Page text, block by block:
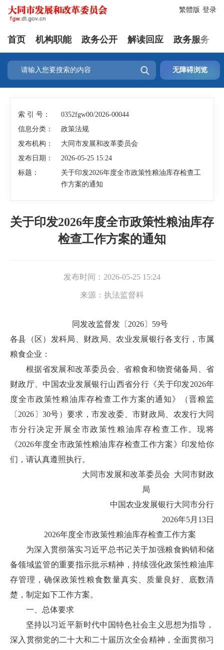
登录
繁體版
首页 机构职能 政务公开 解读回应 政务服务
 无障碍浏览
索 引 号：
0352fgw00/2026-00044
信息分类：
政策法规
发布机构：
大同市发展和改革委员会
发布日期：
2026-05-25 15:24
标题：
关于印发2026年度全市政策性粮油库存检查工
作方案的通知
关于印发2026年度全市政策性粮油库存
检查工作方案的通知
发布时间： 2026-05-25 15:24
来源： 执法监督科
同发改监督发〔2026〕59号
各县（区）发科局、财政局、农业发展银行各支行，市属
粮食企业：
根据省发展和改革委员会、省粮食和物资储备局、省
财政厅、中国农业发展银行山西省分行《关于印发2026年
度全市政策性粮油库存检查工作方案的通知》（晋粮监
〔2026〕30号）要求，市发改委、市财政局、农发行大同
市分行决定开展全市政策性粮油库存检查工作。现将
《2026年度全市政策性粮油库存检查工作方案》印发给你
们，请认真遵照执行。
大同市发展和改革委员会 大同市财政
局
中国农业发展银行大同市分行
2026年5月13日
2026年度全市政策性粮油库存检查工作方案
为深入贯彻落实习近平总书记关于加强粮食购销和储
备领域监管的重要指示批示精神，持续强化政策性粮油库
存管理，确保政策性粮食数量真实、质量良好、底数清
楚，制定如下工作方案。
一、总体要求
坚持以习近平新时代中国特色社会主义思想为指导，
深入贯彻党的二十大和二十届历次全会精神，全面贯彻习